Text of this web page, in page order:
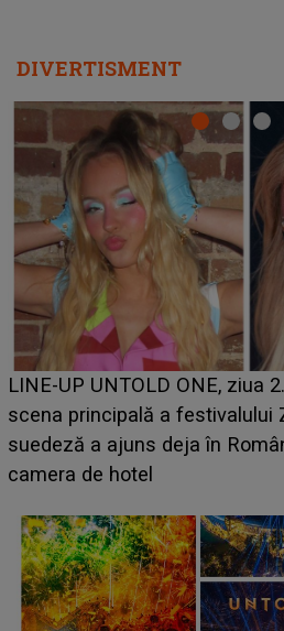
DIVERTISMENT
Ce a dezvăluit noua
luat prin surprindere pe
BĂIATUL VIZAT de
faptului împlinit, A